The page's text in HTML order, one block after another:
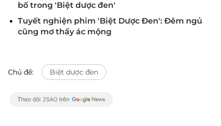
bố trong 'Biệt dược đen'
Tuyết nghiện phim 'Biệt Dược Đen': Đêm ngủ
cũng mơ thấy ác mộng
Chủ đề: Biệt dược đen